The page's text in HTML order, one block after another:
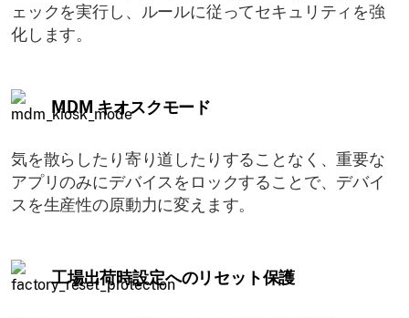
ェックを実行し、ルールに従ってセキュリティを強
化します。
MDM キオスクモード
気を散らしたり寄り道したりすることなく、重要な
アプリのみにデバイスをロックすることで、デバイ
スを生産性の原動力に変えます。
工場出荷時設定へのリセット保護